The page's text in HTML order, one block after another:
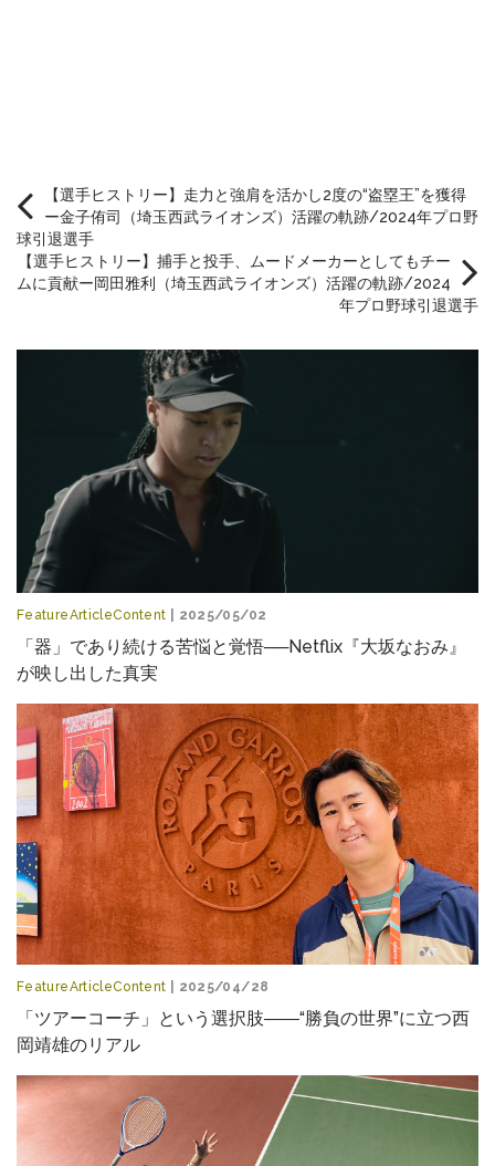
【選手ヒストリー】走力と強肩を活かし2度の“盗塁王”を獲得
ー金子侑司（埼玉西武ライオンズ）活躍の軌跡/2024年プロ野
球引退選手
【選手ヒストリー】捕手と投手、ムードメーカーとしてもチー
ムに貢献ー岡田雅利（埼玉西武ライオンズ）活躍の軌跡/2024
年プロ野球引退選手
FeatureArticleContent | 2025/05/02
「器」であり続ける苦悩と覚悟──Netflix『大坂なおみ』
が映し出した真実
FeatureArticleContent | 2025/04/28
「ツアーコーチ」という選択肢――“勝負の世界”に立つ西
岡靖雄のリアル